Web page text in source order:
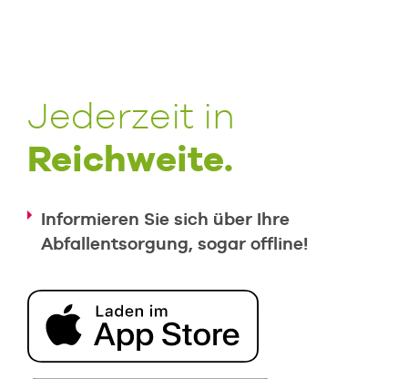
Jederzeit in
Reichweite.
Informieren Sie sich über Ihre
Abfallentsorgung, sogar offline!